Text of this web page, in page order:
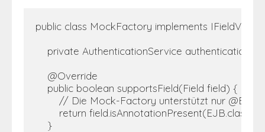
public class MockFactory implements
private AuthenticationService
@Override
public boolean supportsField(Field field) {
// Die Mock-Factory unterstützt nur
return field.isAnnotationPresent(EJB.class);
}